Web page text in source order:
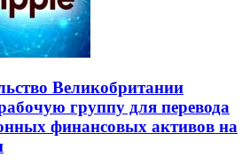
Великобритании
группу для перевода
финансовых активов на